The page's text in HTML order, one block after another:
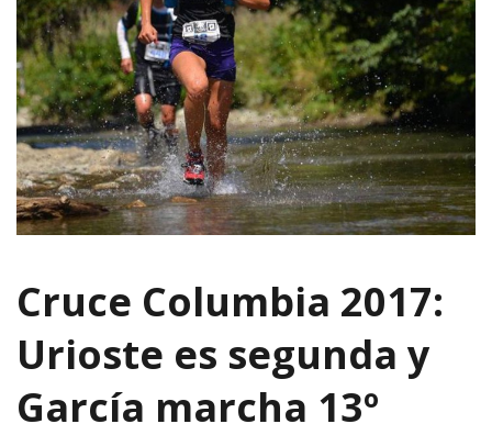
Cruce Columbia 2017:
Urioste es segunda y
García marcha 13º